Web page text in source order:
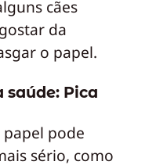
cães
da
o papel.
saúde: Pica
papel pode
sério, como